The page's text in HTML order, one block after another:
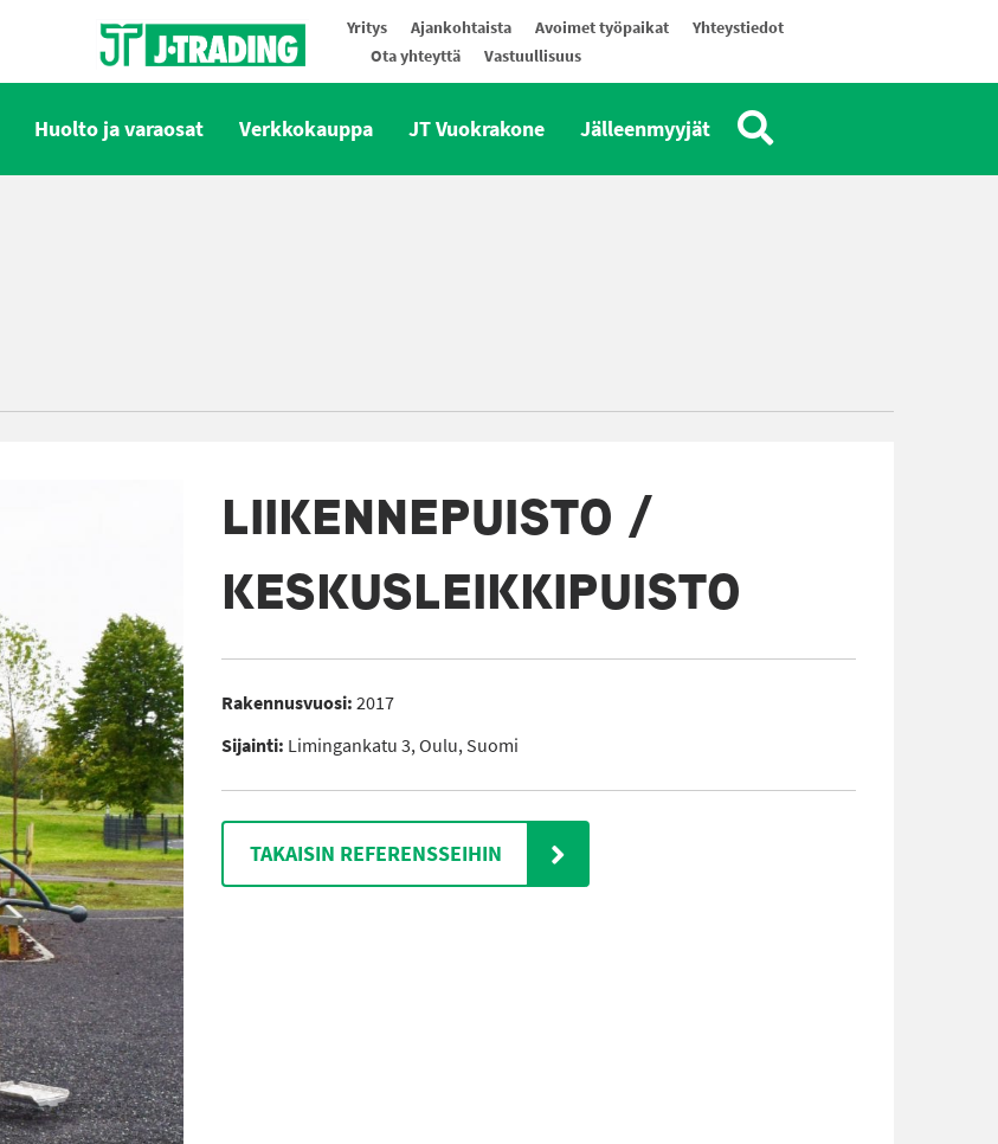
Yritys Ajankohtaista Avoimet työpaikat
Yhteystiedot
Ota yhteyttä
Vastuullisuus
Huolto ja varaosat Verkkokauppa JT Vuokrakone Jälleenmyyjät
LIIKENNEPUISTO /
KESKUSLEIKKIPUISTO
Rakennusvuosi:2017
Sijainti: Limingankatu 3, Oulu, Suomi
TAKAISIN REFERENSSEIHIN